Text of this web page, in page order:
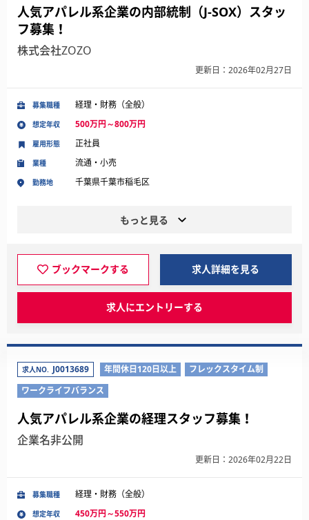
人気アパレル系企業の内部統制（J-SOX）スタッ
フ募集！
株式会社ZOZO
更新日：2026年02月27日
募集職種 経理・財務（全般）
想定年収 500万円～800万円
業種 流通・小売
勤務地 千葉県千葉市稲毛区
雇用形態 正社員
もっと見る
ブックマークする 求人詳細を見る
求人にエントリーする
求人NO. J0013689 年間休日120日以上
フレックスタイム制
ワークライフバランス
人気アパレル系企業の経理スタッフ募集！
企業名非公開
更新日：2026年02月22日
募集職種 経理・財務（全般）
想定年収 450万円～550万円